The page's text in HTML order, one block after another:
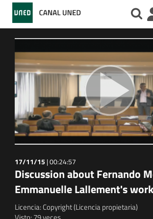
17/11/15 |00:24:57
Discussion about Fernando
Emmanuelle Lallement's
Licencia: Copyright (Licencia propietaria)